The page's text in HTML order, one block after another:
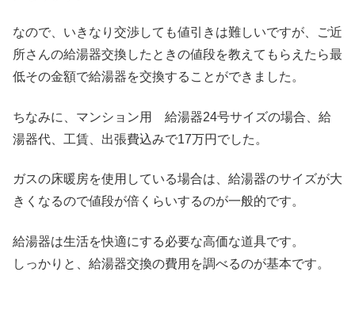
なので、いきなり交渉しても値引きは難しいですが、ご近
所さんの給湯器交換したときの値段を教えてもらえたら最
低その金額で給湯器を交換することができました。
ちなみに、マンション用 給湯器24号サイズの場合、給
湯器代、工賃、出張費込みで17万円でした。
ガスの床暖房を使用している場合は、給湯器のサイズが大
きくなるので値段が倍くらいするのが一般的です。
給湯器は生活を快適にする必要な高価な道具です。
しっかりと、給湯器交換の費用を調べるのが基本です。